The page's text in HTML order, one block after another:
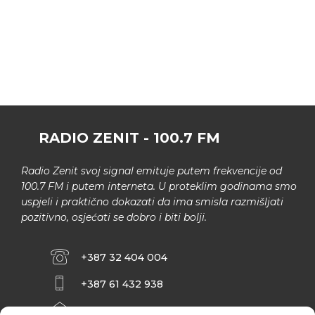
RADIO ZENIT - 100.7 FM
Radio Zenit svoj signal emituje putem frekvencije od
100.7 FM i putem interneta. U proteklim godinama smo
uspjeli i praktično dokazati da ima smisla razmišljati
pozitivno, osjećati se dobro i biti bolji.
+387 32 404 004
+387 61 432 938